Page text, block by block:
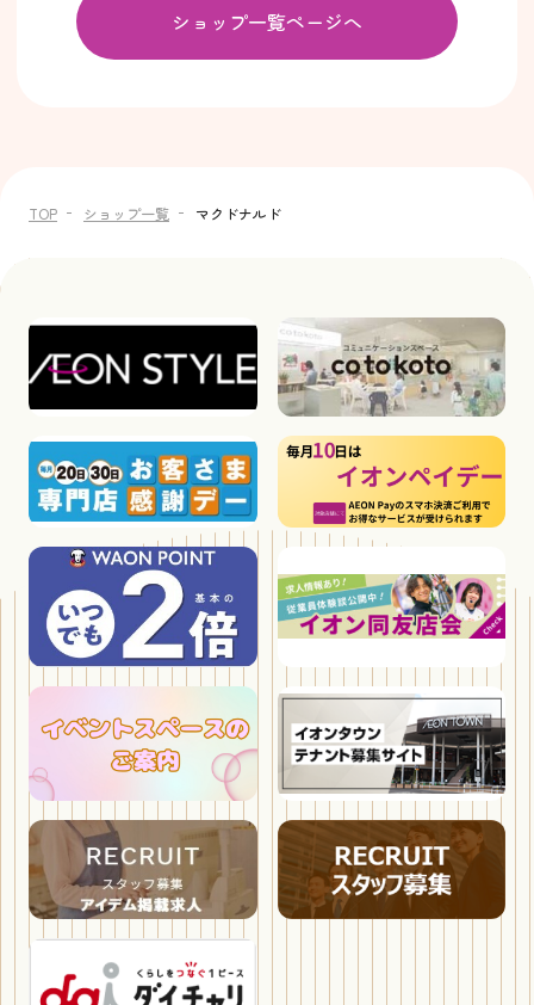
ショップ一覧ページへ
TOP ショップ一覧 マクドナルド